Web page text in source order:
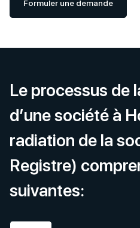
Formuler une demande
Le processus de
d’une société à
radiation de la
Registre)
suivantes: